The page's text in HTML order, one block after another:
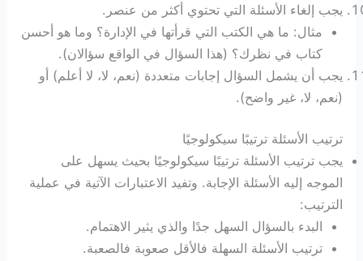
يجب إلغاء الأسئلة التي تحتوي أكثر من عنصر.
مثال: ما هي الكتب التي قرأتها في الإدارة؟ وما هو أحسن
كتاب في نظرك؟ (هذا السؤال في الواقع سؤالان).
يجب أن يشمل السؤال إجابات متعددة (نعم، لا، لا أعلم) أو
(نعم، لا، غير واضح).
ترتيب الأسئلة ترتيبًا سيكولوجيًا
يجب ترتيب الأسئلة ترتيبًا سيكولوجيًا بحيث يسهل على
الموجه إليه الأسئلة الإجابة. وتفيد الاعتبارات الآتية في عملية
الترتيب:
البدء بالسؤال السهل جدًا والذي يثير الاهتمام.
ترتيب الأسئلة السهلة فالأقل صعوبة فالصعبة.